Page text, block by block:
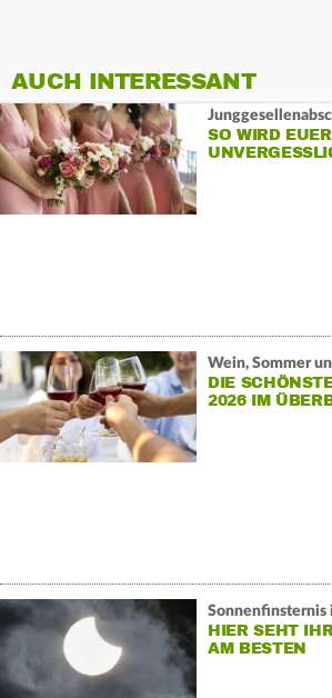
AUCH INTERESSANT
SO WIRD
Wein, Sommer
DIE
2026 IM
Sonnenfinsternis
HIER SEHT
AM BESTEN